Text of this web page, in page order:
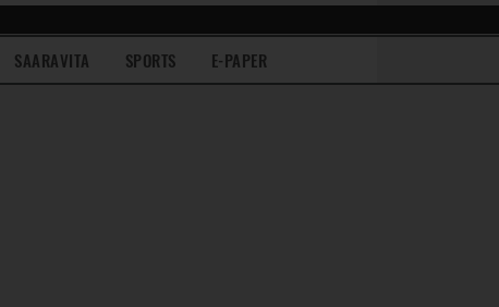
SAARAVITA SPORTS E-PAPER